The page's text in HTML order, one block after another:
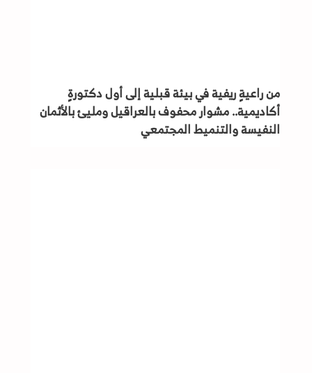
من راعيةٍ ريفية في بيئة قبلية إلى أول دكتورةٍ
أكاديمية.. مشوار محفوف بالعراقيل ومليئ بالأثمان
النفيسة والتنميط المجتمعي